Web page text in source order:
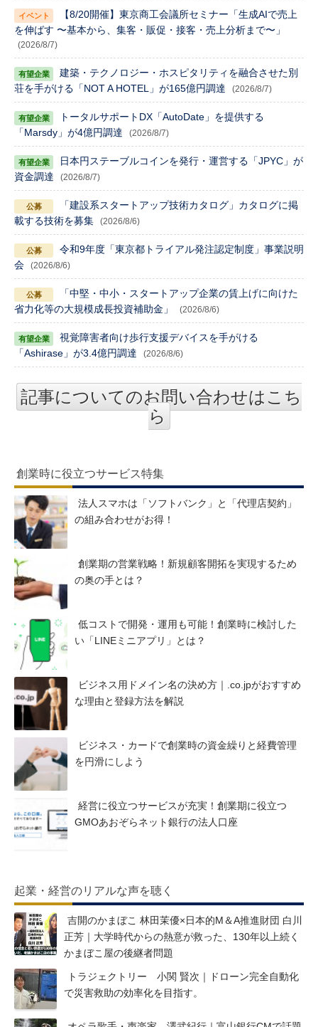
【8/20開催】東京商工会議所セミナー「生成AIで売上
を伸ばす 〜基本から、集客・販促・接客・売上分析まで〜」
(2026/8/7)
建築・テクノロジー・ホスピタリティを融合させた別
荘を手がける「NOT A HOTEL」が165億円調達
(2026/8/7)
トータルサポートDX「AutoDate」を提供する
「Marsdy」が4億円調達
(2026/8/7)
日本円ステーブルコインを発行・運営する「JPYC」が
資金調達
(2026/8/7)
「建設系スタートアップ技術カタログ」カタログに掲
載する技術を募集
(2026/8/6)
令和9年度「東京都トライアル発注認定制度」事業説明
会
(2026/8/6)
「中堅・中小・スタートアップ企業の賃上げに向けた
省力化等の大規模成長投資補助金」
(2026/8/6)
視覚障害者向け歩行支援デバイスを手がける
「Ashirase」が3.4億円調達
(2026/8/6)
記事についてのお問い合わせはこち
ら
創業時に役立つサービス特集
法人スマホは「ソフトバンク」と「代理店契約」
の組み合わせがお得！
創業期の営業戦略！新規顧客開拓を実現するため
の奥の手とは？
低コストで開発・運用も可能！創業時に検討した
い「LINEミニアプリ」とは？
ビジネス用ドメイン名の決め方｜.co.jpがおすすめ
な理由と登録方法を解説
ビジネス・カードで創業時の資金繰りと経費管理
を円滑にしよう
経営に役立つサービスが充実！創業期に役立つ
GMOあおぞらネット銀行の法人口座
起業・経営のリアルな声を聴く
吉開のかまぼこ 林田茉優×日本的M＆A推進財団 白川
正芳｜大学時代からの熱意が救った、130年以上続く
かまぼこ屋の後継者問題
トラジェクトリー 小関 賢次｜ドローン完全自動化
で災害救助の効率化を目指す。